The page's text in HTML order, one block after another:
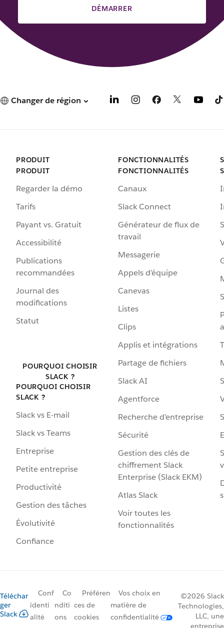
DÉMARRER
Changer de région
PRODUIT
PRODUIT
Regarder la démo
Tarifs
Payant vs. Gratuit
Accessibilité
Publications
recommandées
Journal des
modifications
Statut
POURQUOI CHOISIR
SLACK ?
POURQUOI CHOISIR
SLACK ?
Slack vs E-mail
Slack vs Teams
Entreprise
Petite entreprise
Productivité
Gestion des tâches
Évolutivité
Confiance
FONCTIONNALITÉS
FONCTIONNALITÉS
Canaux
Slack Connect
Générateur de flux de
travail
Messagerie
Appels d’équipe
Canevas
Listes
Clips
Applis et intégrations
Partage de fichiers
Slack AI
Agentforce
Recherche d’entreprise
Sécurité
Gestion des clés de
chiffrement Slack
Enterprise (Slack EKM)
Atlas Slack
Voir toutes les
fonctionnalités
Téléchar
ger
Slack
Conf
identi
alité
Co
nditi
ons
Préféren
ces de
cookies
Vos choix en
matière de
confidentialité
©2026 Slack
Technologies,
LLC, une
entreprise